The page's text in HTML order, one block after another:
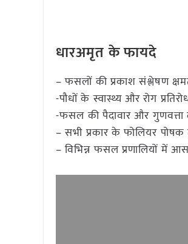
धारअमृत के फायदे
– फसलों की प्रकाश संश्लेषण
-पौधों के स्वास्थ्य और रोग
-फसल की पैदावार और गुणवत्ता
– सभी प्रकार के फोलियर
– विभिन्न फसल प्रणालियों में